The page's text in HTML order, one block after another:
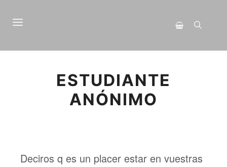
ESTUDIANTE
ANÓNIMO
Deciros q es un placer estar en vuestras